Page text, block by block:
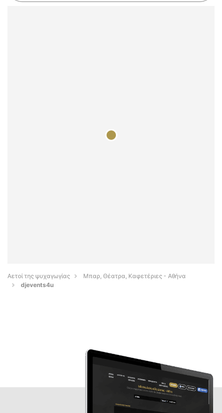
Αετοί της ψυχαγωγίας
Μπαρ, Θέατρα, Καφετέριες - Αθήνα
djevents4u